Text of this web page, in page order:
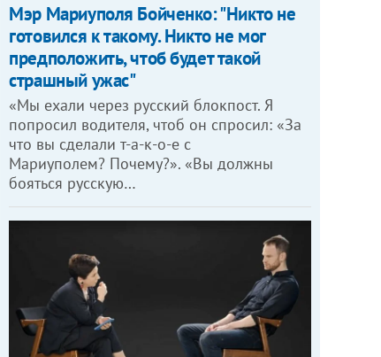
Мэр Мариуполя Бойченко: "Никто не
готовился к такому. Никто не мог
предположить, чтоб будет такой
страшный ужас"
«Мы ехали через русский блокпост. Я
попросил водителя, чтоб он спросил: «За
что вы сделали т-а-к-о-е с
Мариуполем? Почему?». «Вы должны
бояться русскую…